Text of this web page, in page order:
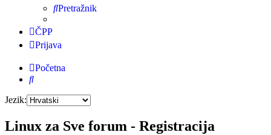
Pretražnik
ČPP
Prijava
Početna
Pretražnik
Jezik:
Linux za Sve forum - Registracija